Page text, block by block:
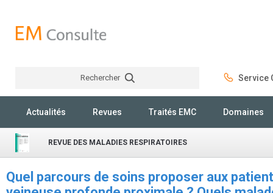
Rechercher Service
Actualités Revues Traités EMC Domaines
REVUE DES MALADIES RESPIRATOIRES
Quel parcours de soins proposer aux